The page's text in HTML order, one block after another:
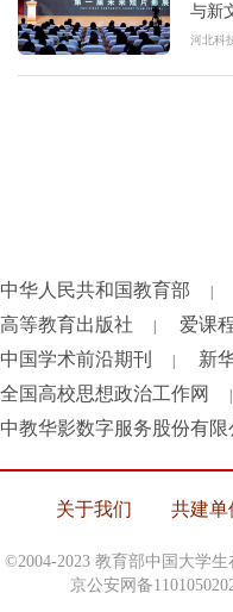
与新
河北科
中华人民共和国教育部 |
高等教育出版社 | 爱课
中国学术前沿期刊 | 新
全国高校思想政治工作网 |
中教华影数字服务股份有限
关于我们 共建单
©2004-2023 教育部中国大学
京公安网备